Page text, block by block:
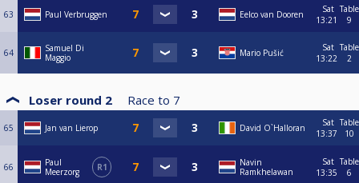
63 Paul Verbruggen Eelco van Dooren
Sat
13:21
Table
9
64
Samuel Di
Maggio
Mario Pušić
Sat
13:22
Table
2
Loser round 2 Race to 7
65 Jan van Lierop David O`Halloran
Sat
13:37
Table
10
66
Paul
Meerzorg
R1
Navin
Ramkhelawan
Sat
13:35
Table
6